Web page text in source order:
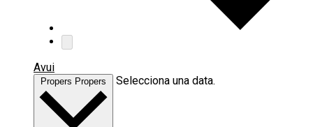
Avui
Propers Propers Selecciona una data.